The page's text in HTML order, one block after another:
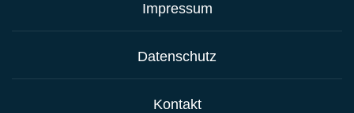
Impressum
Datenschutz
Kontakt